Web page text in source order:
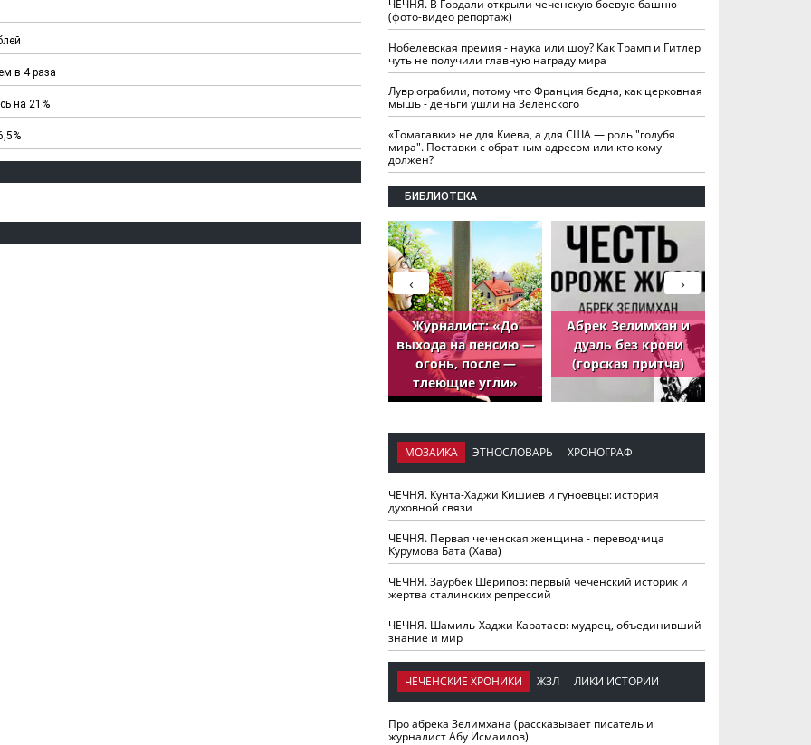
в 4 раза
на 21%
ЧЕЧНЯ. В Гордали открыли чеченскую боевую башню
(фото-видео репортаж)
Нобелевская премия - наука или шоу? Как Трамп и Гитлер
чуть не получили главную награду мира
Лувр ограбили, потому что Франция бедна, как церковная
мышь - деньги ушли на Зеленского
«Томагавки» не для Киева, а для США — роль "голубя
мира". Поставки с обратным адресом или кто кому
должен?
БИБЛИОТЕКА
Журналист: «До
выхода на пенсию —
огонь, после —
тлеющие угли»
Абрек Зелимхан и
дуэль без крови
(горская притча)
›
‹
МОЗАИКА ЭТНОСЛОВАРЬ ХРОНОГРАФ
ЧЕЧНЯ. Кунта-Хаджи Кишиев и гуноевцы: история
духовной связи
ЧЕЧНЯ. Первая чеченская женщина - переводчица
Курумова Бата (Хава)
ЧЕЧНЯ. Заурбек Шерипов: первый чеченский историк и
жертва сталинских репрессий
ЧЕЧНЯ. Шамиль-Хаджи Каратаев: мудрец, объединивший
знание и мир
ЧЕЧЕНСКИЕ ХРОНИКИ ЖЗЛ ЛИКИ ИСТОРИИ
Про абрека Зелимхана (рассказывает писатель и
журналист Абу Исмаилов)